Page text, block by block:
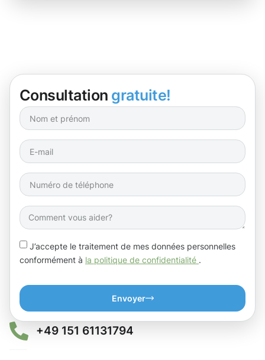
Consultation gratuite!
J’accepte le traitement de mes données personnelles
conformément à la politique de confidentialité .
Envoyer
+49 151 61131794